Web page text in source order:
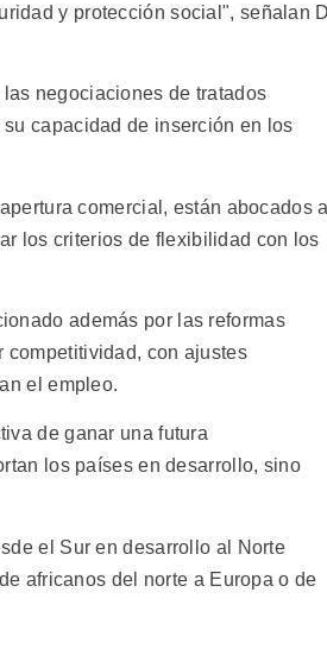
y protección social", señalan
negociaciones de tratados
capacidad de inserción en los
comercial, están abocados
los criterios de flexibilidad con los
además por las reformas
competitividad, con ajustes
el empleo.
de ganar una futura
los países en desarrollo, sino
el Sur en desarrollo al Norte
africanos del norte a Europa o de